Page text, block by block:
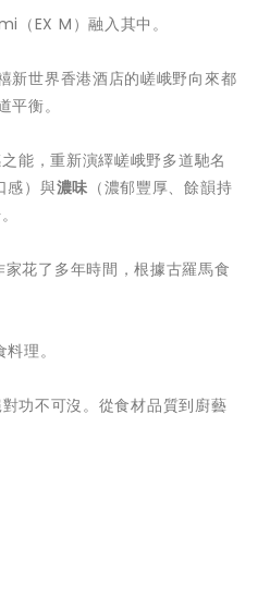
（EX M）融入其中。
新世界香港酒店的嵯峨野向來都
衡。
能，重新演繹嵯峨野多道馳名
感）與濃味 （濃郁豐厚、餘韻持
花了多年時間，根據古羅馬食
理。
功不可沒。從食材品質到廚藝